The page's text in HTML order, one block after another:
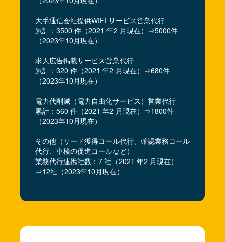
大手通信会社提供WIFI サービス営業代行
累計：3500 件（2021 年2 月現在）⇒5000件
（2023年10月現在）
求人広告掲載サービス営業代行
累計：320 件（2021 年2 月現在）⇒680件
（2023年10月現在）
電力代削減（電力自由化サービス）営業代行
累計：560 件（2021 年2 月現在）⇒1800件
（2023年10月現在）
その他（リード獲得コール代行、確認業務コール
代行、車検の促進コールなど）
業務代行連携社数：7 社（2021 年2 月現在）
⇒12社（2023年10月現在）